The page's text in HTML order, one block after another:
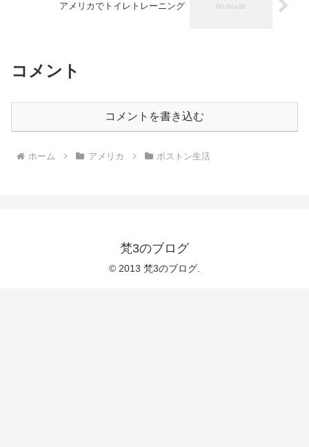
アメリカでトイレトレーニング
コメント
コメントを書き込む
ホーム アメリカ ボストン生活
梵3のブログ
© 2013 梵3のブログ.